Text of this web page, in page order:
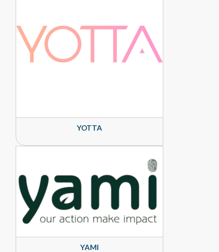
YOTTA
YAMI